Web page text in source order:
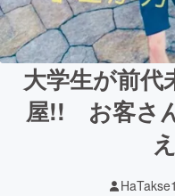
大学生が前代
屋!! お客さ